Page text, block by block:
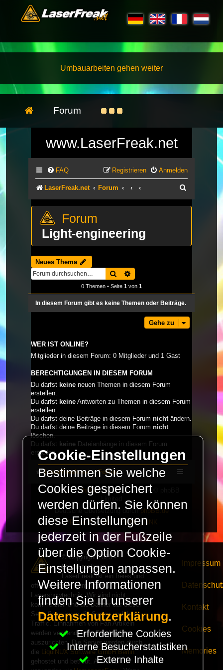
Umbauarbeiten gehen weiter
Forum
www.LaserFreak.net
FAQ Anmelden
Registrieren
LaserFreak.net Forum
Light-engineering
Neues Thema
Suche
0 Themen • Seite 1 von 1
In diesem Forum gibt es keine Themen oder Beiträge.
Gehe zu
WER IST ONLINE?
Mitglieder in diesem Forum: 0 Mitglieder und 1 Gast
BERECHTIGUNGEN IN DIESEM FORUM
Du darfst keine neuen Themen in diesem Forum
erstellen.
Du darfst keine Antworten zu Themen in diesem Forum
erstellen.
Du darfst deine Beiträge in diesem Forum nicht ändern.
Du darfst deine Beiträge in diesem Forum nicht
löschen.
Du darfst keine Dateianhänge in diesem Forum
erstellen.
LaserFreak.net Forum
Powered byphpBB® Forum Software © phpBB
Limited
Deutsche Übersetzung durchphpBB.de
PRIVACY_LINK |TERMS_LINK
© Copyright 2025 -
LaserFreak.net
LaserFreak ist ein freies und
offenes Forum zum Thema
Lasershowtechnik. Wir sind nicht
kommerziell und die Banner auf dieser
Seite finanzieren die Server und den
Traffic. Einnahmen von Fan Artikeln
werden verwendet um Freaktreffen
auszurichten. Die Server werden durch
die
LiquiNUX Software GmbH Berlin
gehostet und betreut. Als CMS
Impressum
Kontakt
Cookies
Memories
Cookie-Einstellungen
Bestimmen Sie welche
Cookies gespeichert
werden dürfen. Sie können
diese Einstellungen
jederzeit in der Fußzeile
über die Option Cookie-
Einstellungen anpassen.
Weitere Informationen
finden Sie in unserer
Datenschutzerklärung.
Erforderliche Cookies
Interne Besucherstatistiken
Externe Inhalte